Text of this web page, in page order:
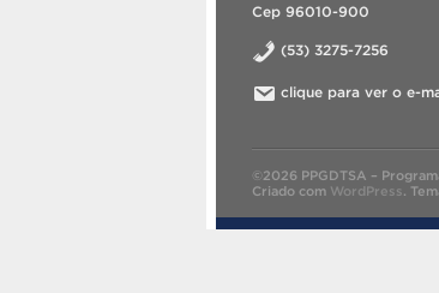
Cep 96010-900
(53) 3275-7256
clique para ver o e-
©2026 PPGDTSA –
Criado com WordPress.